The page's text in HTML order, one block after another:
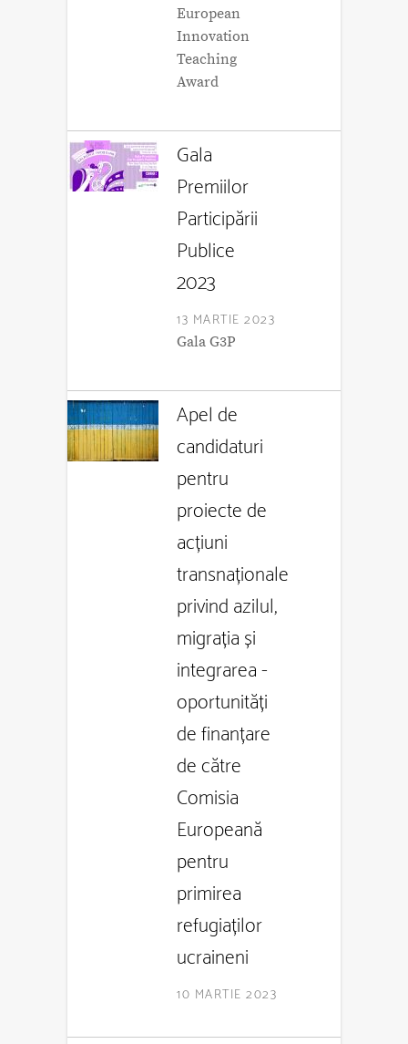
European
Innovation
Teaching
Award
Gala
Premiilor
Participării
Publice
2023
13 MARTIE 2023
Gala G3P
Apel de
candidaturi
pentru
proiecte de
acțiuni
transnaționale
privind azilul,
migrația și
integrarea -
oportunități
de finanțare
de către
Comisia
Europeană
pentru
primirea
refugiaților
ucraineni
10 MARTIE 2023